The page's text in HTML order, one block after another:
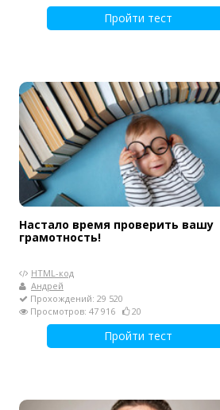
Пройти тест
Настало время проверить вашу
грамотность!
HTML-код
Андрей
Прохождений: 29 520
Просмотров: 47 916
20
Пройти тест